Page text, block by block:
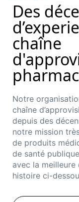
Des
chaîne
Notre
chaîne
depuis des
notre mission
de produits
de santé publique
avec la
histoire ci-